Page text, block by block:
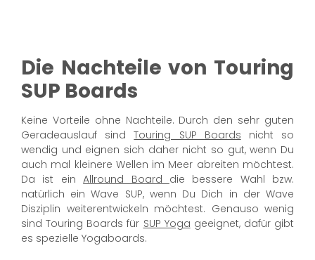
Die Nachteile von Touring
SUP Boards
Keine Vorteile ohne Nachteile. Durch den sehr guten
Geradeauslauf sindTouring SUP Boards nicht so
wendig und eignen sich daher nicht so gut, wenn Du
auch mal kleinere Wellen im Meer abreiten möchtest.
Da ist einAllround Board die bessere Wahl bzw.
natürlich ein Wave SUP, wenn Du Dich in der Wave
Disziplin weiterentwickeln möchtest. Genauso wenig
sind Touring Boards für SUP Yoga geeignet, dafür gibt
es spezielle Yogaboards.